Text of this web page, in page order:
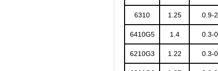
6310 1.25 0.9-
6410G5 1.4 0.3-
6210G3 1.22 0.3-